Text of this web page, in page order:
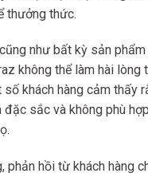
thưởng thức.
như bất kỳ sản phẩm
không thể làm hài lòng
khách hàng cảm thấy
đặc sắc và không phù
phản hồi từ khách hàng